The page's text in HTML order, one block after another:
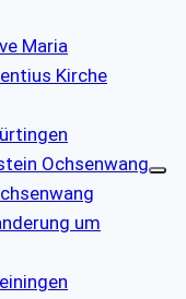
Maria
Kirche
Ochsenwang
um